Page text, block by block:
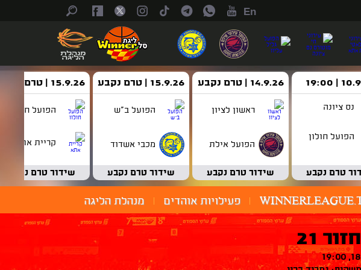
En
10.9.26
נס ציונה
הפועל חולון
טרם נקבע
14.9.26 | טרם נקבע
ראשון לציון
הפועל אילת
שידור טרם נקבע
15.9.26 | טרם נקבע
הפועל ב"ש
מכבי אשדוד
שידור טרם נקבע
15.9.26 | טרם נקבע
הפועל חולון
קריית אתא
שידור טרם נקבע
פעילויות אוהדים מנהלת הליגה
21